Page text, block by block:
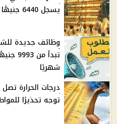
يسجل 6440 جنيهًا بعد الزيادة الأخيرة
وظائف جديدة
شهريًا
توجه تحذيرًا